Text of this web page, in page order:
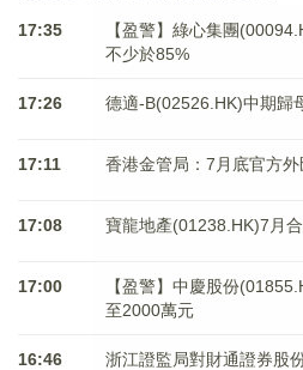
17:35
【盈警】綠心集團
不少於85%
17:26 德適-B(02526.HK)中期歸
17:11 香港金管局：7月底官方
17:08 寶龍地產(01238.HK)7月
17:00
【盈警】中慶股份
至2000萬元
16:46
浙江證監局對財通證券股